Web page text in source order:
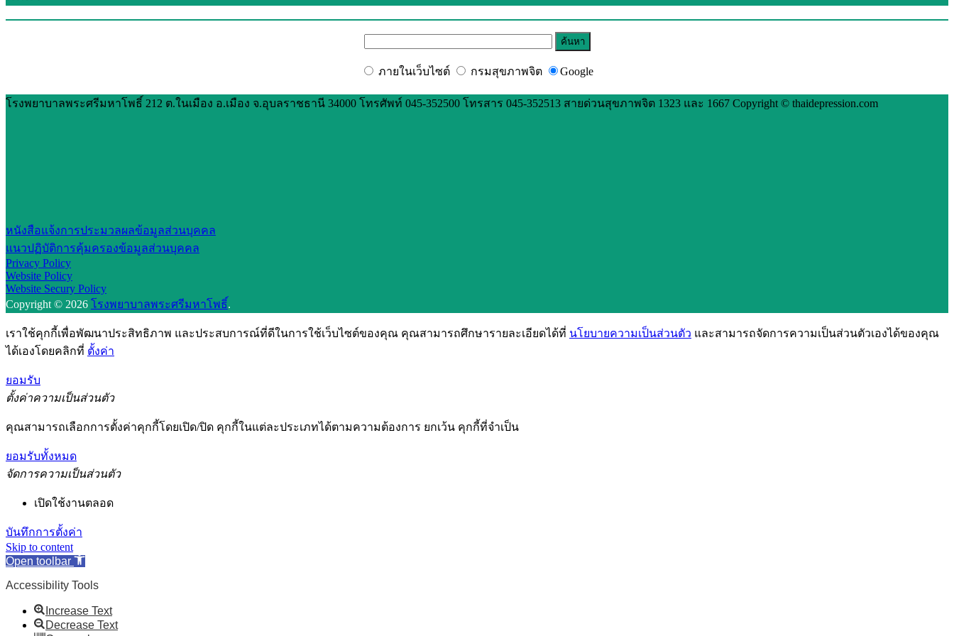
ภายในเว็บไซต์ กรมสุขภาพจิต Google
โรงพยาบาลพระศรีมหาโพธิ์ 212 ต.ในเมือง อ.เมือง จ.อุบลราชธานี 34000 โทรศัพท์ 045-352500 โทรสาร 045-352513 สายด่วนสุขภาพจิต 1323 และ 1667 Copyright © thaidepression.com
หนังสือแจ้งการประมวลผลข้อมูลส่วนบุคคล
แนวปฏิบัติการคุ้มครองข้อมูลส่วนบุคคล
Privacy Policy
Website Policy
Website Secury Policy
Copyright © 2026 โรงพยาบาลพระศรีมหาโพธิ์.
เราใช้คุกกี้เพื่อพัฒนาประสิทธิภาพ และประสบการณ์ที่ดีในการใช้เว็บไซต์ของคุณ คุณสามารถศึกษารายละเอียดได้ที่ นโยบายความเป็นส่วนตัว และสามารถจัดการความเป็นส่วนตัวเองได้ของคุณ
ได้เองโดยคลิกที่ ตั้งค่า
ยอมรับ
ตั้งค่าความเป็นส่วนตัว
คุณสามารถเลือกการตั้งค่าคุกกี้โดยเปิด/ปิด คุกกี้ในแต่ละประเภทได้ตามความต้องการ ยกเว้น คุกกี้ที่จำเป็น
ยอมรับทั้งหมด
จัดการความเป็นส่วนตัว
เปิดใช้งานตลอด
บันทึกการตั้งค่า
Skip to content
Open toolbar
Accessibility Tools
Increase Text
Decrease Text